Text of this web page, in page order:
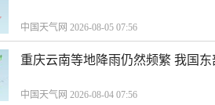
中国天气网 2026-08-05 07:56
重庆云南等地降雨仍然频繁 我国
中国天气网 2026-08-04 07:56